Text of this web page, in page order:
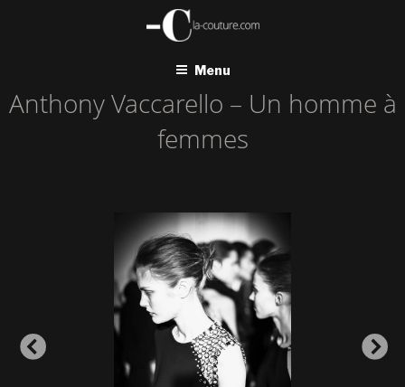
Menu
Anthony Vaccarello – Un homme à
femmes